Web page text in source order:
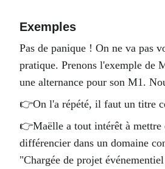
Exemples
Pas de panique ! On ne va pas
pratique. Prenons l'exemple de
une alternance pour son M1.
👉On l'a répété, il faut un titre
👉Maëlle a tout intérêt à mettre
différencier dans un domaine
"Chargée de projet